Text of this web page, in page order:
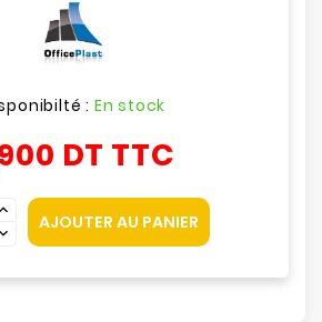
: En stock
DT TTC
AJOUTER AU PANIER